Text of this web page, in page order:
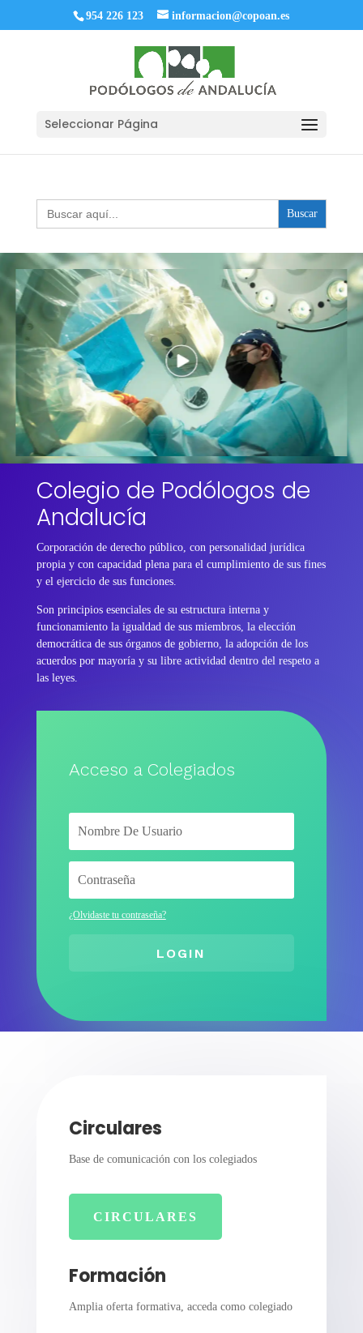
954 226 123 informacion@copoan.es
Seleccionar Página
Buscar:
Colegio de Podólogos de
Andalucía
Corporación de derecho público, con personalidad jurídica
propia y con capacidad plena para el cumplimiento de sus fines
y el ejercicio de sus funciones.
Son principios esenciales de su estructura interna y
funcionamiento la igualdad de sus miembros, la elección
democrática de sus órganos de gobierno, la adopción de los
acuerdos por mayoría y su libre actividad dentro del respeto a
las leyes.
Acceso a Colegiados
¿Olvidaste tu contraseña?
LOGIN
Circulares
Base de comunicación con los colegiados
CIRCULARES
Formación
Amplia oferta formativa, acceda como colegiado